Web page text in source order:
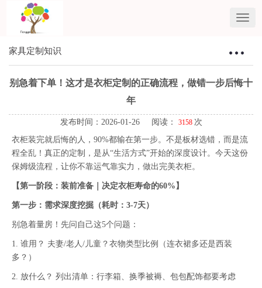
家具定制知识
别急着下单！这才是衣柜定制的正确流程，做错一步后悔十
年
发布时间：2026-01-26 阅读： 3158 次
衣柜装完就后悔的人，90%都输在第一步。不是板材选错，而是流
程全乱！真正的定制，是从“生活方式”开始的深度设计。今天这份
保姆级流程，让你不靠运气靠实力，做出完美衣柜。
【第一阶段：装前准备｜决定衣柜寿命的60%】
第一步：需求深度挖掘（耗时：3-7天）
别急着量房！先问自己这5个问题：
1. 谁用？ 夫妻/老人/儿童？衣物类型比例（连衣裙多还是西装
多？）
2. 放什么？ 列出清单：行李箱、换季被褥、包包配饰都要考虑